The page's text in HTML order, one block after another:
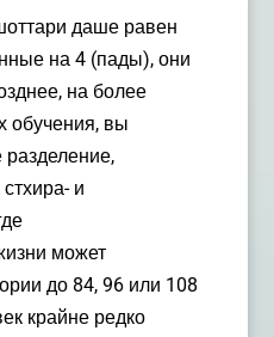
даше равен
на 4 (пады), они
на более
обучения, вы
разделение,
и
может
до 84, 96 или 108
крайне редко